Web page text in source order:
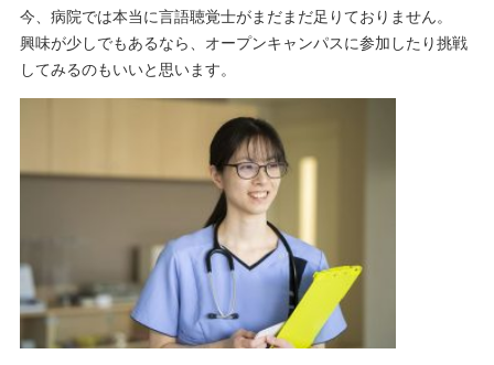
今、病院では本当に言語聴覚士がまだまだ足りておりません。
興味が少しでもあるなら、オープンキャンパスに参加したり挑戦
してみるのもいいと思います。